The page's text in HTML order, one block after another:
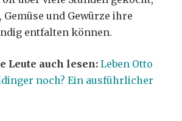
und Gewürze ihre
entfalten können.
Leute auch lesen: Leben Otto
noch? Ein ausführlicher